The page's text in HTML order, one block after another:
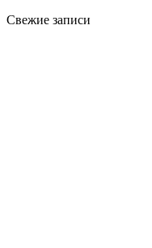
Свежие записи